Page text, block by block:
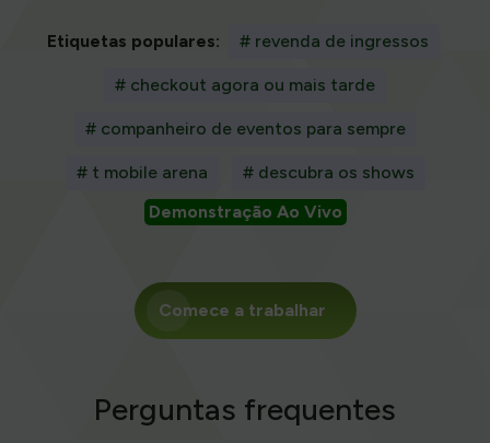
Etiquetas populares: # revenda de ingressos
# checkout agora ou mais tarde
# companheiro de eventos para sempre
# t mobile arena
# descubra os shows
Demonstração Ao Vivo
Comece a trabalhar
Perguntas frequentes